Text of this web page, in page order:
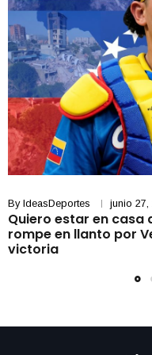
By IdeasDeportes junio 27,
Quiero estar en casa
rompe en llanto por
victoria